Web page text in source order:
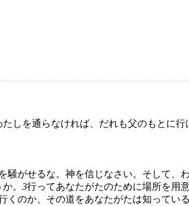
しを通らなければ、だれも父のもとに行
を騒がせるな。神を信じなさい。そして、
。 3行ってあなたがたのために場所を用
くのか、その道をあなたがたは知っている